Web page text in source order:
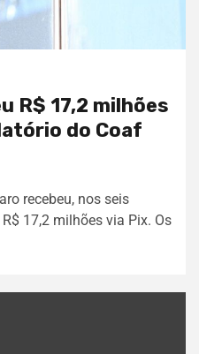
R$ 17,2 milhões
do Coaf
recebeu, nos seis
17,2 milhões via Pix. Os